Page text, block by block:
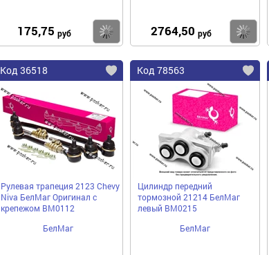
Купить175,75 руб Купить
2764,50 руб
Код 36518
Рулевая трапеция 2123 Chevy
Niva БелМаг Оригинал с
крепежом BM0112
БелМаг
Код 78563
Цилиндр передний
тормозной 21214 БелМаг
левый BM0215
БелМаг